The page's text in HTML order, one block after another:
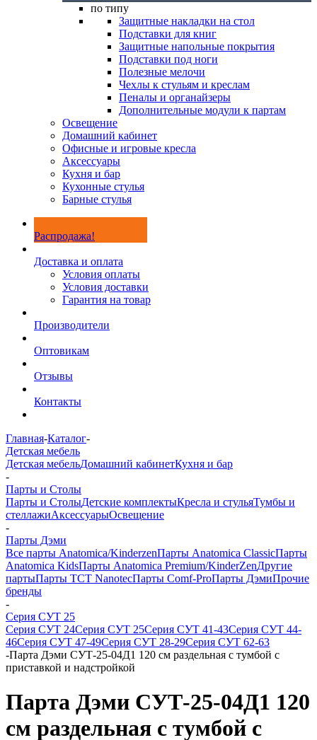
по типу
Защитные накладки на стол
Подставки для книг
Защитные напольные покрытия
Подставки под ноги
Полезные мелочи
Чехлы к стульям и креслам
Пеналы и органайзеры
Дополнительные модули к партам
Освещение
Домашний кабинет
Офисные и игровые кресла
Аксессуары
Кухня и бар
Кухонные стулья
Барные стулья
Распродажа!
Доставка и оплата
Условия оплаты
Условия доставки
Гарантия на товар
Производители
Оптовикам
Отзывы
Контакты
Главная-Каталог-
Детская мебель
Детская мебельДомашний кабинетКухня и бар
-
Парты и Столы
Парты и СтолыДетские комплектыКресла и стульяТумбы и
стеллажиАксессуарыОсвещение
-
Парты Дэми
Все парты Anatomica/KinderzenПарты Anatomica ClassicПарты
Anatomica KidsПарты Anatomica Premium/KinderZenДругие
партыПарты TCT NanotecПарты Comf-ProПарты ДэмиПрочие
бренды
-
Серия СУТ 25
Серия СУТ 24Серия СУТ 25Серия СУТ 41-43Серия СУТ 44-
46Серия СУТ 47-49Серия СУТ 28-29Серия СУТ 62-63
-Парта Дэми СУТ-25-04Д1 120 см раздельная с тумбой с
приставкой и надстройкой
Парта Дэми СУТ-25-04Д1 120
см раздельная с тумбой с